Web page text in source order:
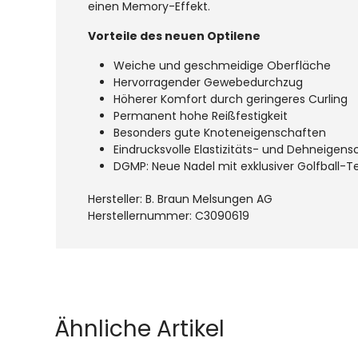
einen Memory-Effekt.
Vorteile des neuen Optilene
Weiche und geschmeidige Oberfläche
Hervorragender Gewebedurchzug
Höherer Komfort durch geringeres Curling
Permanent hohe Reißfestigkeit
Besonders gute Knoteneigenschaften
Eindrucksvolle Elastizitäts- und
DGMP: Neue Nadel mit exklusiver Golfball-
Hersteller: B. Braun Melsungen AG
Herstellernummer: C3090619
Ähnliche Artikel